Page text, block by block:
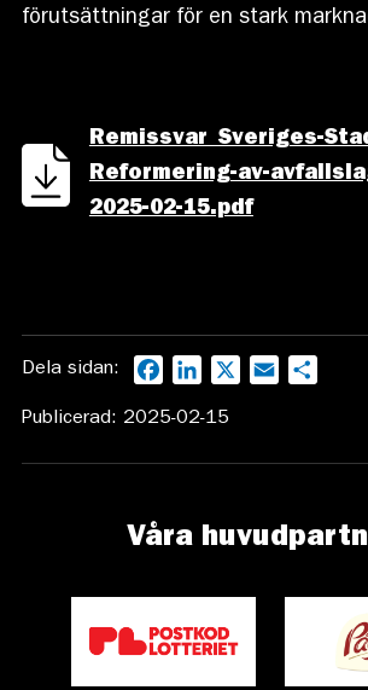
förutsättningar för en stark
Remissvar_Sveriges-
Reformering-av-
2025-02-15.pdf
Dela sidan: FacebookLinkedIn Email
Publicerad: 2025-02-15
Våra